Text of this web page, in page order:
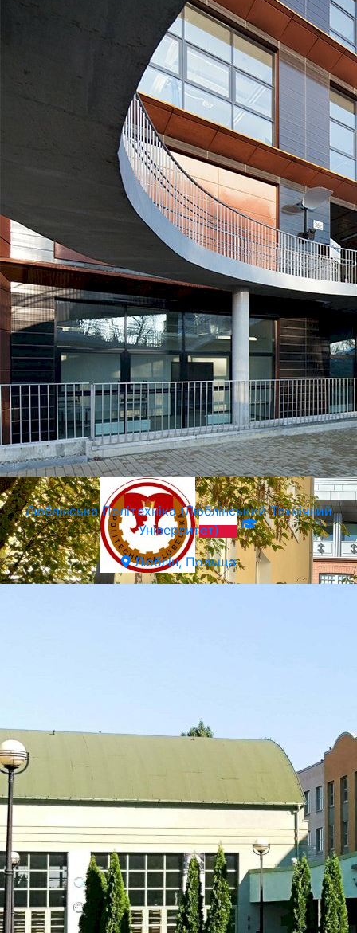
SWPS Університет Соціальних та Гуманітарних Наук
Варшава, Польща
Люблiнська Політехніка (Люблінський Технічний
Університет)
Люблін, Польща